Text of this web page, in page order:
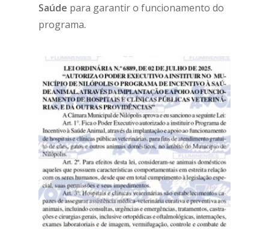
Saúde para garantir o funcionamento do
programa.